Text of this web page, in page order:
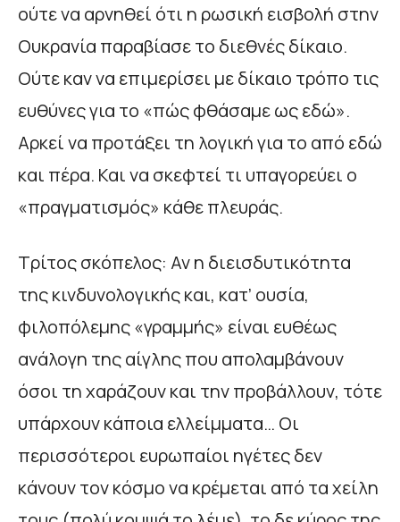
ούτε να αρνηθεί ότι η ρωσική εισβολή στην
Ουκρανία παραβίασε το διεθνές δίκαιο.
Ούτε καν να επιμερίσει με δίκαιο τρόπο τις
ευθύνες για το «πώς φθάσαμε ως εδώ».
Αρκεί να προτάξει τη λογική για το από εδώ
και πέρα. Και να σκεφτεί τι υπαγορεύει ο
«πραγματισμός» κάθε πλευράς.
Τρίτος σκόπελος: Αν η διεισδυτικότητα
της κινδυνολογικής και, κατ’ ουσία,
φιλοπόλεμης «γραμμής» είναι ευθέως
ανάλογη της αίγλης που απολαμβάνουν
όσοι τη χαράζουν και την προβάλλουν, τότε
υπάρχουν κάποια ελλείμματα… Οι
περισσότεροι ευρωπαίοι ηγέτες δεν
κάνουν τον κόσμο να κρέμεται από τα χείλη